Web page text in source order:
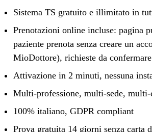
Sistema TS gratuito e illimitato in
Prenotazioni online incluse: pagina
paziente prenota senza creare un
MioDottore), richieste da confermare
Attivazione in 2 minuti, nessuna
Multi-professione, multi-sede, multi-
100% italiano, GDPR compliant
Prova gratuita 14 giorni senza carta